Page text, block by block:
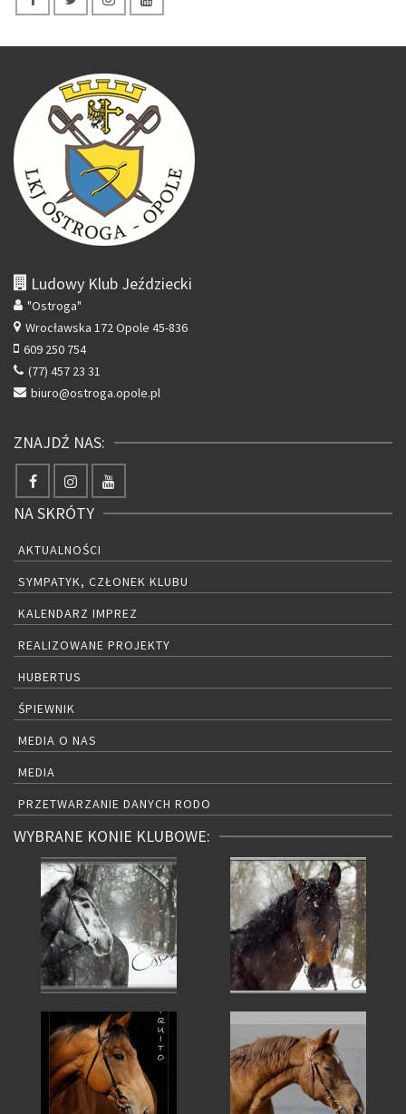
Ludowy Klub Jeździecki
"Ostroga"
Wrocławska 172Opole 45-836
609 250 754
(77) 457 23 31
biuro@ostroga.opole.pl
ZNAJDŹ NAS:
NA SKRÓTY
AKTUALNOŚCI
SYMPATYK, CZŁONEK KLUBU
KALENDARZ IMPREZ
REALIZOWANE PROJEKTY
HUBERTUS
ŚPIEWNIK
MEDIA O NAS
MEDIA
PRZETWARZANIE DANYCH RODO
WYBRANE KONIE KLUBOWE: